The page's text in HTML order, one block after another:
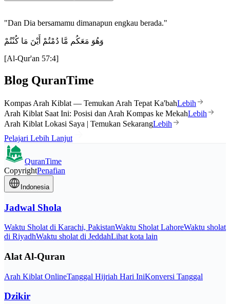
"Dan Dia bersamamu dimanapun engkau berada."
وَهُوَ مَعَكُم مَّا دُمْتُمْ أَيْنَ مَا كُنْتُمْ
[Al-Qur'an 57:4]
Blog QuranTime
Kompas Arah Kiblat — Temukan Arah Tepat Ka'bahLebih
Arah Kiblat Saat Ini: Posisi dan Arah Kompas ke MekahLebih
Arah Kiblat Lokasi Saya | Temukan SekarangLebih
Pelajari Lebih Lanjut
QuranTime
CopyrightPenafian
Indonesia
Jadwal Shola
Waktu Sholat di Karachi, PakistanWaktu Sholat LahoreWaktu sholat
di RiyadhWaktu sholat di JeddahLihat kota lain
Alat Al-Quran
Arah Kiblat OnlineTanggal Hijriah Hari IniKonversi Tanggal
Dzikir